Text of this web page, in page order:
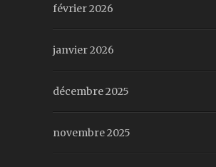
février 2026
janvier 2026
décembre 2025
novembre 2025